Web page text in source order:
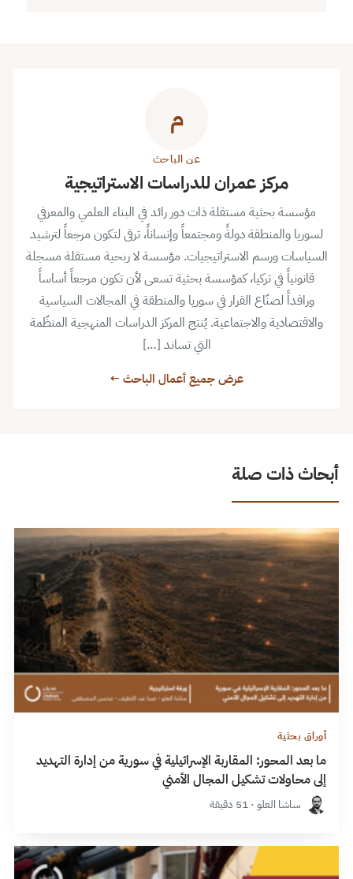
م
عن الباحث
مركز عمران للدراسات الاستراتيجية
مؤسسة بحثية مستقلة ذات دور رائد في البناء العلمي والمعرفي
لسوريا والمنطقة دولةً ومجتمعاً وإنساناً، ترقى لتكون مرجعاً لترشيد
السياسات ورسم الاستراتيجيات. مؤسسة لا ربحية مستقلة مسجلة
قانونياً في تركيا، كمؤسسة بحثية تسعى لأن تكون مرجعاً أساساً
ورافداً لصنّاع القرار في سوريا والمنطقة في المجالات السياسية
والاقتصادية والاجتماعية. يُنتج المركز الدراسات المنهجية المنظّمة
التي تساند […]
عرض جميع أعمال الباحث ←
أبحاث ذات صلة
أوراق بحثية
ما بعد المحور: المقاربة الإسرائيلية في سورية من إدارة التهديد
إلى محاولات تشكيل المجال الأمني
ساشا العلو · 51 دقيقة